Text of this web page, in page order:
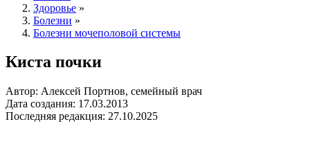
Здоровье »
Болезни »
Болезни мочеполовой системы
Киста почки
Автор: Алексей Портнов, семейный врач
Дата создания: 17.03.2013
Последняя редакция: 27.10.2025